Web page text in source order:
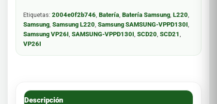
Etiquetas: 2004e0f2b746, Batería, Batería Samsung, L220,
Samsung, Samsung L220, Samsung SAMSUNG-VPPD130I,
Samsung VP26I, SAMSUNG-VPPD130I, SCD20, SCD21,
VP26I
Descripción